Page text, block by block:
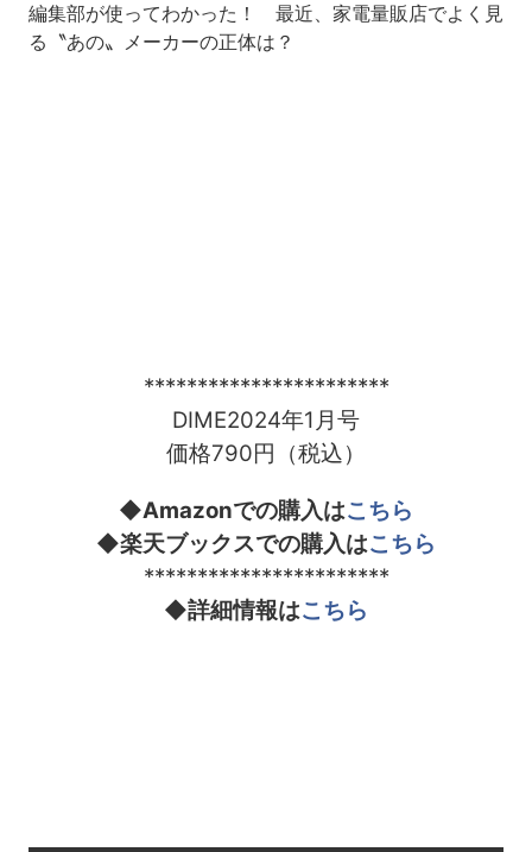
編集部が使ってわかった！ 最近、家電量販店でよく見
る〝あの〟メーカーの正体は？
***********************
DIME2024年1月号
価格790円（税込）
◆Amazonでの購入はこちら
◆楽天ブックスでの購入はこちら
***********************
◆詳細情報はこちら